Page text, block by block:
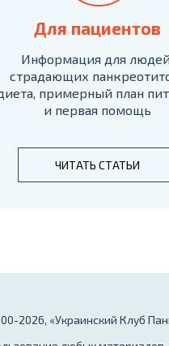
Для пациентов
Информация для
страдающих
примерный план
и первая помощь
ЧИТАТЬ СТАТЬИ
2026, «Украинский Клуб